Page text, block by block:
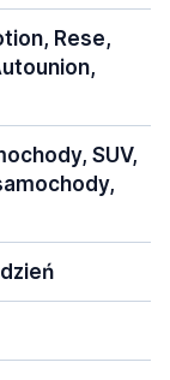
Rese,
SUV,
dzień